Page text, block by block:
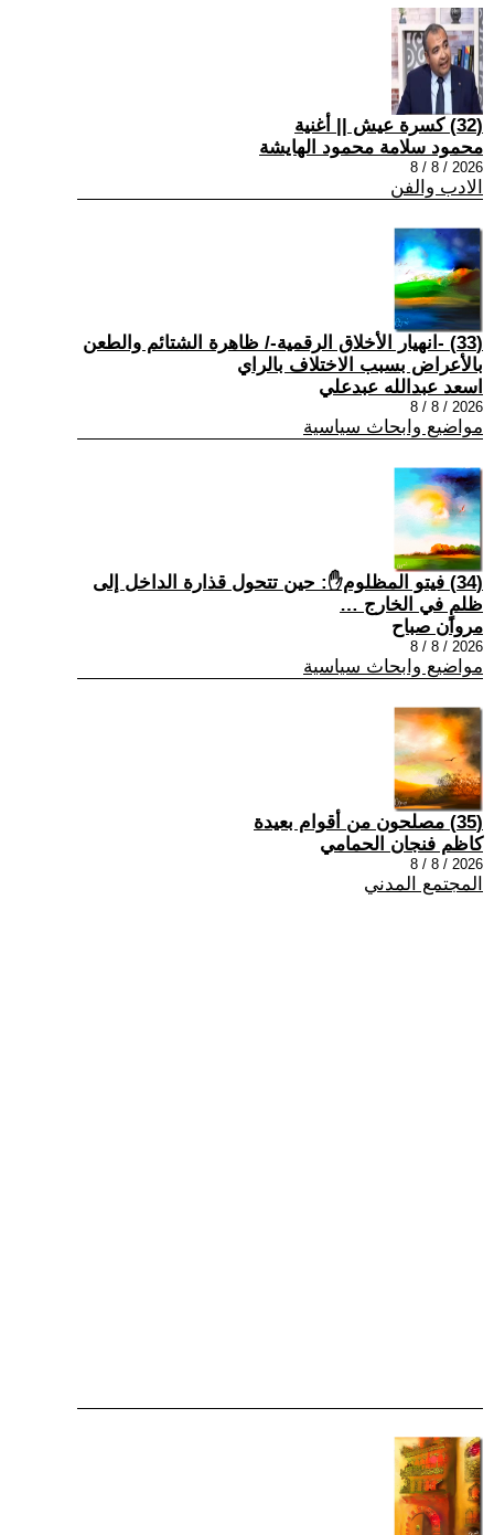
(32) كسرة عيش || أغنية
محمود سلامة محمود الهايشة
2026 / 8 / 8
الادب والفن
(33) -انهيار الأخلاق الرقمية-/ ظاهرة الشتائم والطعن
بالأعراض بسبب الاختلاف بالراي
اسعد عبدالله عبدعلي
2026 / 8 / 8
مواضيع وابحاث سياسية
(34) فيتو المظلوم✋: حين تتحول قذارة الداخل إلى
ظلمٍ في الخارج …
مروان صباح
2026 / 8 / 8
مواضيع وابحاث سياسية
(35) مصلحون من أقوام بعيدة
كاظم فنجان الحمامي
2026 / 8 / 8
المجتمع المدني